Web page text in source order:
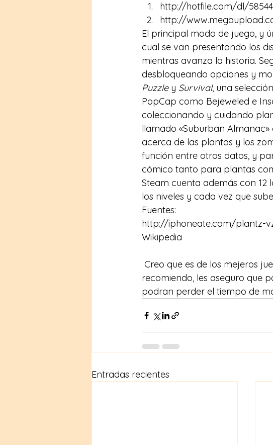
http://hotfile.com/dl/
http://
El principal modo de juego, y
cual se van presentando los
mientras avanza la historia.
desbloqueando opciones y
Puzzle y Survival, una
PopCap como Bejeweled e
coleccionando y cuidando
llamado «Suburban
acerca de las plantas y los
función entre otros datos, y
cómico tanto para plantas
Steam cuenta además con 12
los niveles y cada vez que
Fuentes:
http://iphoneate.com/plantz-
Wikipedia
recomiendo, les aseguro que
podran perder el tiempo de
Entradas recientes